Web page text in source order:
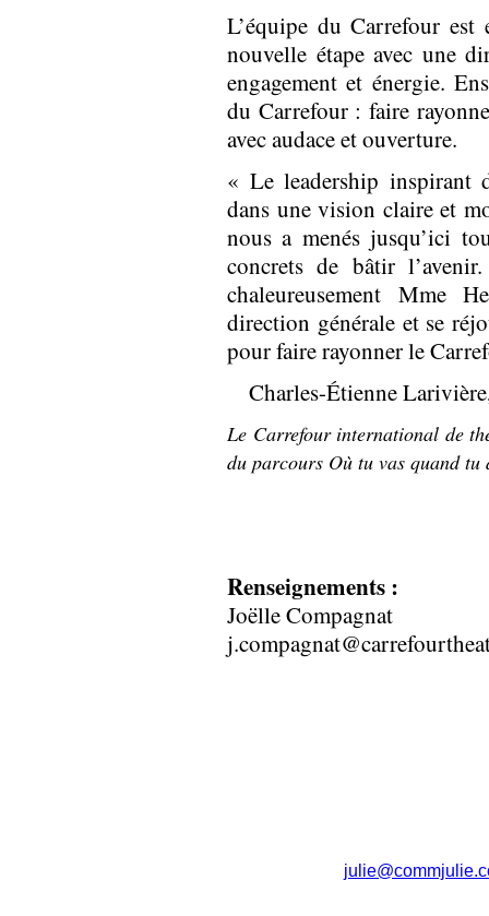
L’équipe du Carrefour est
nouvelle étape avec une
engagement et énergie.
du Carrefour : faire
avec audace et ouverture.
« Le leadership inspirant
dans une vision claire et
nous a menés jusqu’ici
concrets de bâtir
chaleureusement Mme
direction générale et se
pour faire rayonner le
Charles-Étienne
Le Carrefour international de
du parcours Où tu vas quand tu
Renseignements :
Joëlle Compagnat